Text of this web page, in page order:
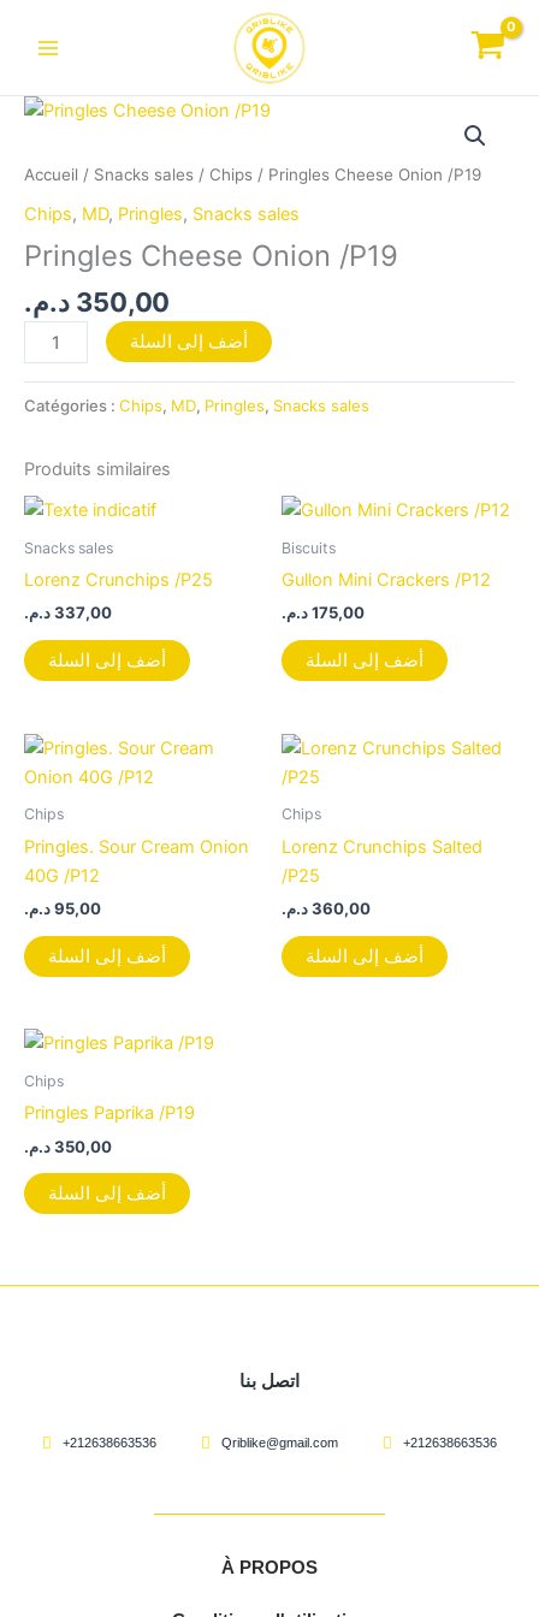
Accueil / Snacks sales / Chips / Pringles Cheese Onion /P19
Chips, MD, Pringles, Snacks sales
Pringles Cheese Onion /P19
350,00 د.م.
quantité
Pringles
Onion
/P19
أضف إلى السلة
Catégories : Chips, MD, Pringles, Snacks sales
Produits similaires
Snacks sales
Lorenz Crunchips /P25
337,00د.م.
أضف إلى السلة
Biscuits
Gullon Mini Crackers /P12
175,00د.م.
أضف إلى السلة
Chips
Pringles. Sour Cream Onion
40G /P12
95,00د.م.
أضف إلى السلة
Chips
Lorenz Crunchips Salted
/P25
360,00د.م.
أضف إلى السلة
Chips
Pringles Paprika /P19
350,00د.م.
أضف إلى السلة
اتصل بنا
+212638663536 Qriblike@gmail.com +212638663536
À PROPOS